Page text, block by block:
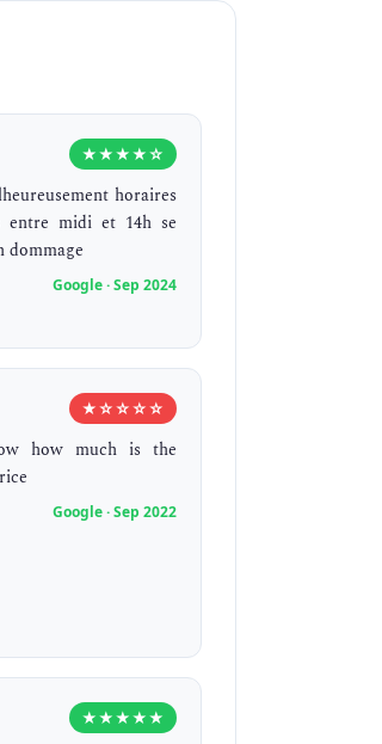
★★★★☆
horaires
entre midi et 14h se
dommage
Google · Sep 2024
★☆☆☆☆
how much is the
Google · Sep 2022
★★★★★